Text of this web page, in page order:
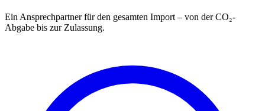
Ein Ansprechpartner für den gesamten Import – von der CO₂-
Abgabe bis zur Zulassung.